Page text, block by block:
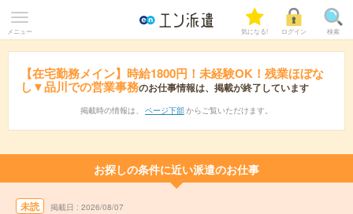
メニュー 気になる! ログイン 検索
【在宅勤務メイン】時給1800円！未経験OK！残業ほぼな
し▼品川での営業事務のお仕事情報は、掲載が終了しています
掲載時の情報は、 ページ下部 からご覧いただけます。
お探しの条件に近い派遣のお仕事
未読 掲載日 2026/08/07